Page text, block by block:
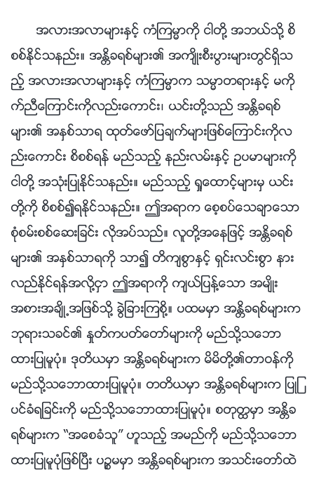
အလားအလာမ်ားႏွင့္ ကံၾကမၼာကို ငါတို႔ အဘယ္သို႔ စိ
စစ္ႏိုင္သနည္း။ အႏၲိခရစ္မ်ား၏ အက်ိဳးစီးပြားမ်ားတြင္ရွိသ
ည့္ အလားအလာမ်ားႏွင့္ ကံၾကမၼာက သမၼာတရားႏွင့္ မကို
က္ညီေၾကာင္းကိုလည္းေကာင္း၊ ယင္းတို႔သည္ အႏၲိခရစ္
မ်ား၏ အႏွစ္သာရ ထုတ္ေဖာ္ျပခ်က္မ်ားျဖစ္ေၾကာင္းကိုလ
ည္းေကာင္း စိစစ္ရန္ မည္သည့္ နည္းလမ္းႏွင့္ ဥပမာမ်ားကို
ငါတို႔ အသုံးျပဳႏိုင္သနည္း။ မည္သည့္ ရႈေထာင့္မ်ားမွ ယင္း
တို႔ကို စိစစ္၍ရႏိုင္သနည္း။ ဤအရာက ေစ့စပ္ေသခ်ာေသာ
စုံစမ္းစစ္ေဆးျခင္း လိုအပ္သည္။ လူတို႔အေနျဖင့္ အႏၲိခရစ္
မ်ား၏ အႏွစ္သာရကို သာ၍ တိက်စြာႏွင့္ ရွင္းလင္းစြာ နား
လည္ႏိုင္ရန္အလို႔ငွာ ဤအရာကို က်ယ္ျပန႔္ေသာ အမ်ိဳး
အစားအခ်ိဳ႕အျဖစ္သို႔ ခြဲျခားၾကစို႔။ ပထမမွာ အႏၲိခရစ္မ်ားက
ဘုရားသခင္၏ ႏႈတ္ကပတ္ေတာ္မ်ားကို မည္သို႔သေဘာ
ထားျပဳမူပုံ။ ဒုတိယမွာ အႏၲိခရစ္မ်ားက မိမိတို႔၏တာဝန္ကို
မည္သို႔သေဘာထားျပဳမူပုံ။ တတိယမွာ အႏၲိခရစ္မ်ားက ျပဳျ
ပင္ခံရျခင္းကို မည္သို႔သေဘာထားျပဳမူပုံ။ စတုတၳမွာ အႏၲိခ
ရစ္မ်ားက “အေစခံသူ” ဟူသည့္ အမည္ကို မည္သို႔သေဘာ
ထားျပဳမူပုံျဖစ္ၿပီး ပၪၥမမွာ အႏၲိခရစ္မ်ားက အသင္းေတာ္ထဲ